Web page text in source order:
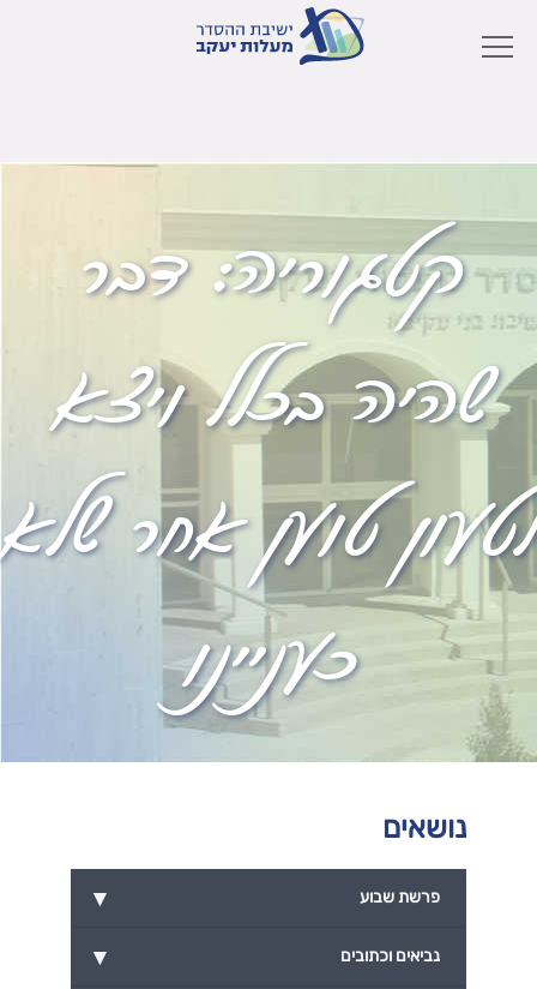
קטגוריה:דבר
שהיה בכלל ויצא
לטעון טוען אחר שלא
כעניינו
נושאים
▾ פרשת שבוע
▾ נביאים וכתובים